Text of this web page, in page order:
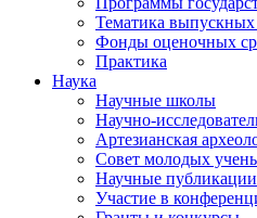
Тематика
Фонды оценочных
Практика
Наука
Научные школы
Научно-
Артезианская
Совет молодых
Научные публикации
Участие в